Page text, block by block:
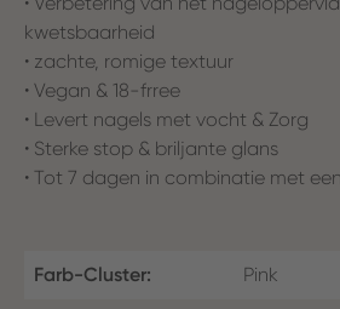
kwetsbaarheid
• zachte, romige textuur
• Vegan & 18-frree
• Levert nagels met vocht & Zorg
• Sterke stop & briljante glans
• Tot 7 dagen in combinatie met
Farb-Cluster: Pink